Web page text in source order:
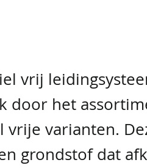
vrij
door het
varianten.
grondstof dat